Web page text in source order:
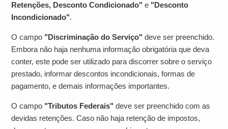
Retenções, Desconto Condicionado" e "Desconto
Incondicionado".
O campo "Discriminação do Serviço" deve ser preenchido.
Embora não haja nenhuma informação obrigatória que deva
conter, este pode ser utilizado para discorrer sobre o serviço
prestado, informar descontos incondicionais, formas de
pagamento, e demais informações importantes.
O campo "Tributos Federais" deve ser preenchido com as
devidas retenções. Caso não haja retenção de impostos,